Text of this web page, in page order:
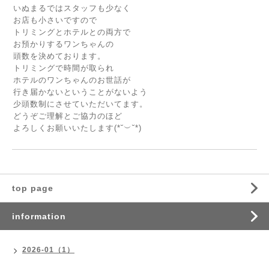
いぬまるではスタッフも少なく
お店も小さいですので
トリミングとホテルとの両方で
お預かりするワンちゃんの
頭数を決めております。
トリミングで時間が取られ
ホテルのワンちゃんのお世話が
行き届かないということがないよう
少頭数制にさせていただいてます。
どうぞご理解とご協力のほど
よろしくお願いいたします(*˘︶˘*)
top page
information
2026-01（1）